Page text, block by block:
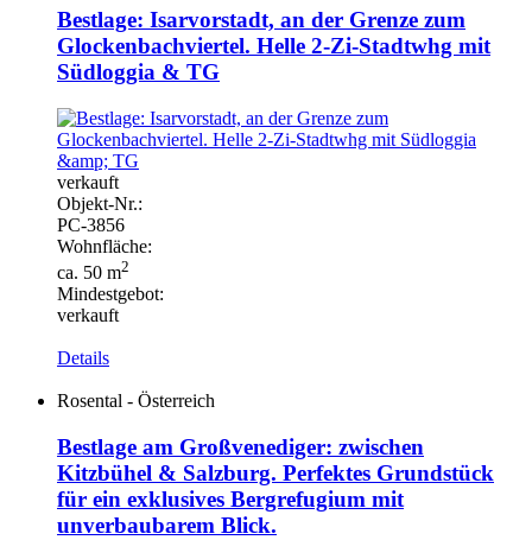
Bestlage: Isarvorstadt, an der Grenze zum
Glockenbachviertel. Helle 2-Zi-Stadtwhg mit
Südloggia & TG
verkauft
Objekt-Nr.:
PC-3856
Wohnfläche:
ca. 50 m2
Mindestgebot:
verkauft
Details
Rosental - Österreich
Bestlage am Großvenediger: zwischen
Kitzbühel & Salzburg. Perfektes Grundstück
für ein exklusives Bergrefugium mit
unverbaubarem Blick.